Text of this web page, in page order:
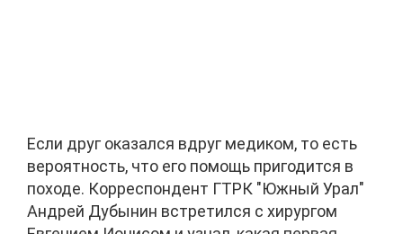
Если друг оказался вдруг медиком, то есть
вероятность, что его помощь пригодится в
походе. Корреспондент ГТРК "Южный Урал"
Андрей Дубынин встретился с хирургом